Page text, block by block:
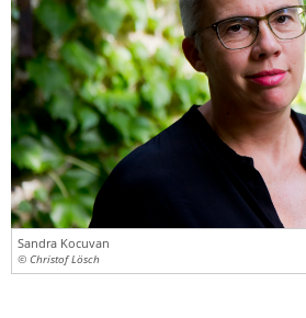
Sandra Kocuvan
© Christof Lösch